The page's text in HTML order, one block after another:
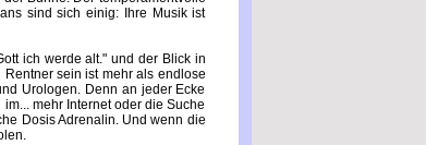
sind sich einig: Ihre Musik ist
ich werde alt." und der Blick in
sein ist mehr als endlose
Urologen. Denn an jeder Ecke
mehr Internet oder die Suche
Dosis Adrenalin. Und wenn die